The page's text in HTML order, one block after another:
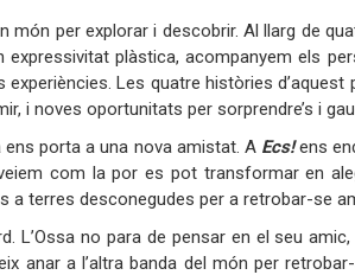
món per explorar i descobrir. Al llarg de
expressivitat plàstica, acompanyem els
Les quatre històries d’aquest
i noves oportunitats per sorprendre’s i
ens porta a una nova amistat. A Ecs!ens
com la por es pot transformar en
terres desconegudes per a retrobar-se
L’Ossa no para de pensar en el seu
anar a l’altra banda del món per